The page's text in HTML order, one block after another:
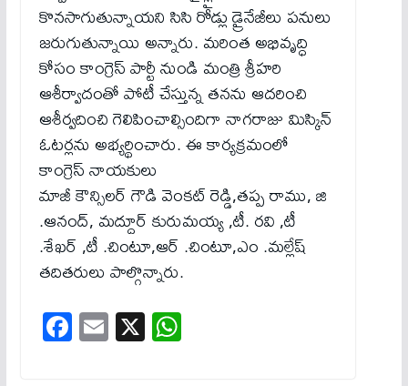
కొనసాగుతున్నాయని సిసి రోడ్లు డ్రైనేజీలు పనులు
జరుగుతున్నాయి అన్నారు. మరింత అభివృద్ధి
కోసం కాంగ్రెస్ పార్టీ నుండి మంత్రి శ్రీహరి
ఆశీర్వాదంతో పోటీ చేస్తున్న తనను ఆదరించి
ఆశీర్వదించి గెలిపించాల్సిందిగా నాగరాజు మిస్కిన్
ఓటర్లను అభ్యర్థించారు. ఈ కార్యక్రమంలో
కాంగ్రెస్ నాయకులు
మాజీ కౌన్సిలర్ గౌడి వెంకట్ రెడ్డి,తప్ప రాము, జి
.ఆనంద్, మద్దూర్ కురుమయ్య ,టీ. రవి ,టీ
.శేఖర్ ,టీ .చింటూ,ఆర్ .చింటూ,ఎం .మల్లేష్
తదితరులు పాల్గొన్నారు.
Fa
ce
E
m
X W
ha